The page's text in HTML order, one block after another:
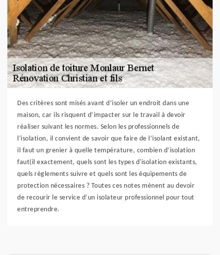
Des critères sont misés avant d’isoler un endroit dans une
maison, car ils risquent d’impacter sur le travail à devoir
réaliser suivant les normes. Selon les professionnels de
l'isolation, il convient de savoir que faire de l’isolant existant,
il faut un grenier à quelle température, combien d’isolation
faut(il exactement, quels sont les types d'isolation existants,
quels règlements suivre et quels sont les équipements de
protection nécessaires ? Toutes ces notes mènent au devoir
de recourir le service d’un isolateur professionnel pour tout
entreprendre.